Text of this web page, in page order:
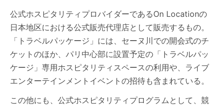
公式ホスピタリティプロバイダーであるOn Locationの
日本地区における公式販売代理店として販売するもの。
「トラベルパッケージ」には、セーヌ川での開会式のチ
ケットのほか、パリ中心部に設置予定の「トラベルパッ
ケージ」専用ホスピタリティスペースの利用や、ライブ
エンターテインメントイベントの招待も含まれている。
この他にも、公式ホスピタリティプログラムとして、競